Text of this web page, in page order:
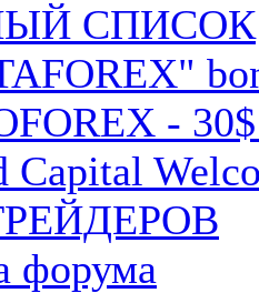
СПИСОК
-
Capital
форума